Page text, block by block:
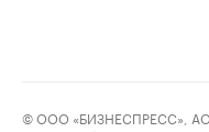
© ООО «БИЗНЕСПРЕСС»,